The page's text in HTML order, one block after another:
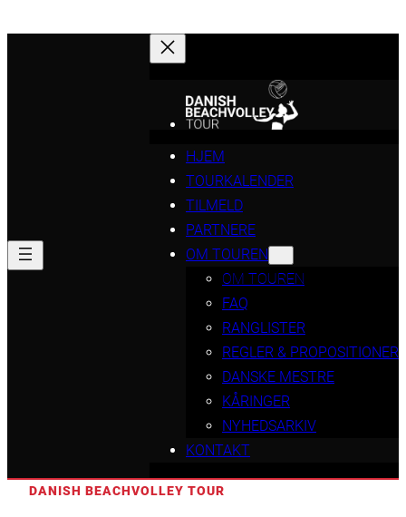
HJEM
TOURKALENDER
TILMELD
PARTNERE
OM TOUREN
OM TOUREN
FAQ
RANGLISTER
REGLER & PROPOSITIONER
DANSKE MESTRE
KÅRINGER
NYHEDSARKIV
KONTAKT
DANISH BEACHVOLLEY TOUR